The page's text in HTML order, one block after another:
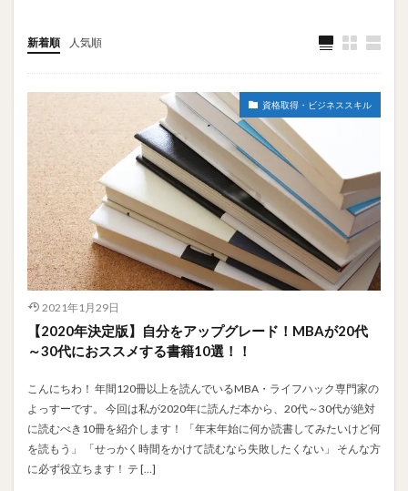
新着順 人気順
資格取得・ビジネススキル
2021年1月29日
【2020年決定版】自分をアップグレード！MBAが20代
～30代におススメする書籍10選！！
こんにちわ！ 年間120冊以上を読んでいるMBA・ライフハック専門家の
よっすーです。 今回は私が2020年に読んだ本から、20代～30代が絶対
に読むべき10冊を紹介します！ 「年末年始に何か読書してみたいけど何
を読もう」 「せっかく時間をかけて読むなら失敗したくない」 そんな方
に必ず役立ちます！ テ […]